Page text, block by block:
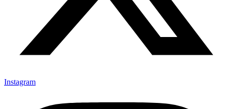
Instagram